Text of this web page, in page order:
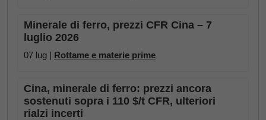
Minerale di ferro, prezzi CFR Cina – 7
luglio 2026
07 lug | Rottame e materie prime
Cina, minerale di ferro: prezzi ancora
sostenuti sopra i 110 $/t CFR, ulteriori
rialzi incerti